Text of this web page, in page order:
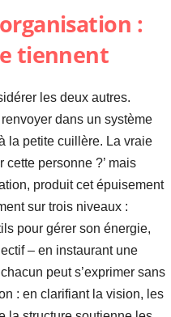
:
tiennent
les deux autres.
dans un système
la petite cuillère. La vraie
cette personne ?’ mais
produit cet épuisement
sur trois niveaux :
pour gérer son énergie,
– en instaurant une
peut s’exprimer sans
: en clarifiant la vision, les